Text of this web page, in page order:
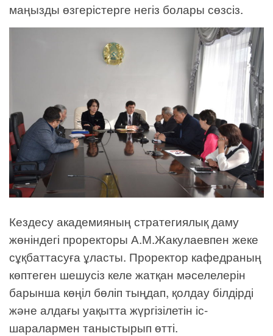
маңызды өзгерістерге негіз болары сөзсіз.
Кездесу академияның стратегиялық даму
жөніндегі проректоры А.М.Жакулаевпен жеке
сұқбаттасуға ұласты. Проректор кафедраның
көптеген шешусіз келе жатқан мәселелерін
барынша көңіл бөліп тыңдап, қолдау білдірді
және алдағы уақытта жүргізілетін іс-
шаралармен таныстырып өтті.